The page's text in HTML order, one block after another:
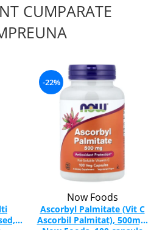
CUMPARATE
-22%
Now Foods
Ascorbyl Palmitate (Vit C
Ascorbil Palmitat), 500mg,